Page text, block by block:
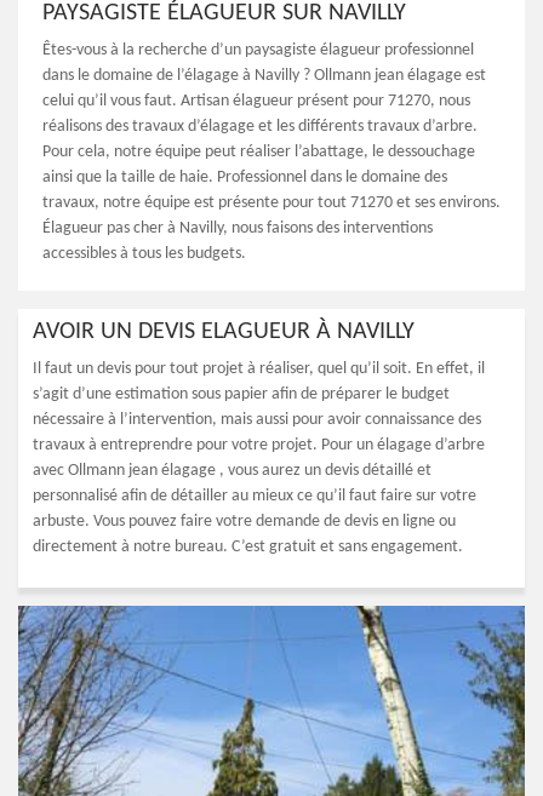
PAYSAGISTE ÉLAGUEUR SUR NAVILLY
Êtes-vous à la recherche d’un paysagiste élagueur professionnel
dans le domaine de l’élagage à Navilly ? Ollmann jean élagage est
celui qu’il vous faut. Artisan élagueur présent pour 71270, nous
réalisons des travaux d’élagage et les différents travaux d’arbre.
Pour cela, notre équipe peut réaliser l’abattage, le dessouchage
ainsi que la taille de haie. Professionnel dans le domaine des
travaux, notre équipe est présente pour tout 71270 et ses environs.
Élagueur pas cher à Navilly, nous faisons des interventions
accessibles à tous les budgets.
AVOIR UN DEVIS ELAGUEUR À NAVILLY
Il faut un devis pour tout projet à réaliser, quel qu’il soit. En effet, il
s’agit d’une estimation sous papier afin de préparer le budget
nécessaire à l’intervention, mais aussi pour avoir connaissance des
travaux à entreprendre pour votre projet. Pour un élagage d’arbre
avec Ollmann jean élagage , vous aurez un devis détaillé et
personnalisé afin de détailler au mieux ce qu’il faut faire sur votre
arbuste. Vous pouvez faire votre demande de devis en ligne ou
directement à notre bureau. C’est gratuit et sans engagement.